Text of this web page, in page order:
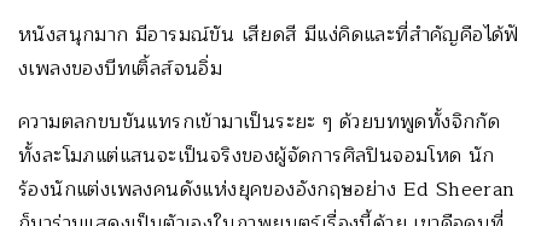
หนังสนุกมาก มีอารมณ์ขัน เสียดสี มีแง่คิดและที่สำคัญคือได้ฟั
งเพลงของบีทเติ้ลส์จนอิ่ม
ความตลกขบขันแทรกเข้ามาเป็นระยะ ๆ ด้วยบทพูดทั้งจิกกัด
ทั้งละโมภแต่แสนจะเป็นจริงของผู้จัดการศิลปินจอมโหด นัก
ร้องนักแต่งเพลงคนดังแห่งยุคของอังกฤษอย่าง Ed Sheeran